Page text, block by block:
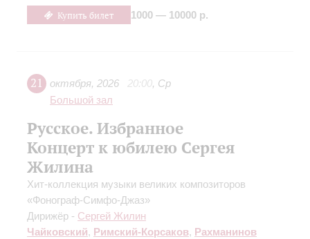
Купить билет 1000 — 10000 р.
21 октября, 2026 20:00, Ср
Большой зал
Русское. Избранное
Концерт к юбилею Сергея
Жилина
Хит-коллекция музыки великих композиторов
«Фонограф-Симфо-Джаз»
Дирижёр - Сергей Жилин
Чайковский, Римский-Корсаков, Рахманинов